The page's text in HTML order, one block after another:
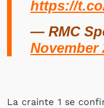
https://
— RMC
November
La crainte 1 se